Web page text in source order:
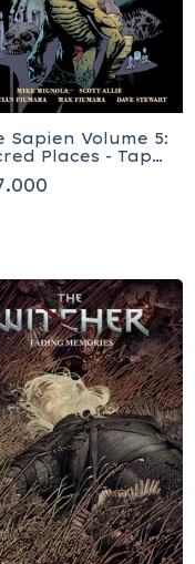
Sapien Volume 5:
Places - Tapa